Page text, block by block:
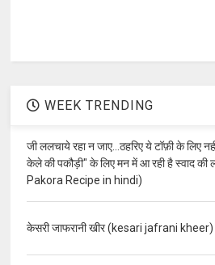
WEEK TRENDING
जी ललचाये रहा न जाए...ठहरिए ये टॉफ़ी के लिए
केले की पकौड़ी" के लिए मन में आ रही है स्वाद
Pakora Recipe in hindi)
केसरी जाफरानी खीर (kesari jafrani kheer)